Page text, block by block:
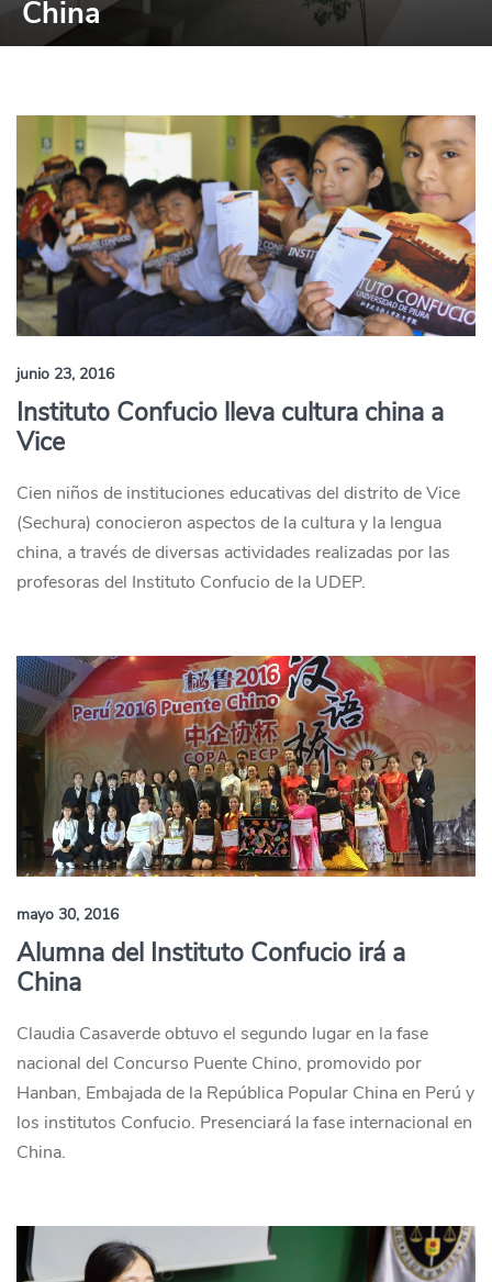
China
junio 23, 2016
Instituto Confucio lleva cultura china a
Vice
Cien niños de instituciones educativas del distrito de Vice
(Sechura) conocieron aspectos de la cultura y la lengua
china, a través de diversas actividades realizadas por las
profesoras del Instituto Confucio de la UDEP.
mayo 30, 2016
Alumna del Instituto Confucio irá a
China
Claudia Casaverde obtuvo el segundo lugar en la fase
nacional del Concurso Puente Chino, promovido por
Hanban, Embajada de la República Popular China en Perú y
los institutos Confucio. Presenciará la fase internacional en
China.